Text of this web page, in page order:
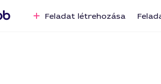
Feladat létrehozása